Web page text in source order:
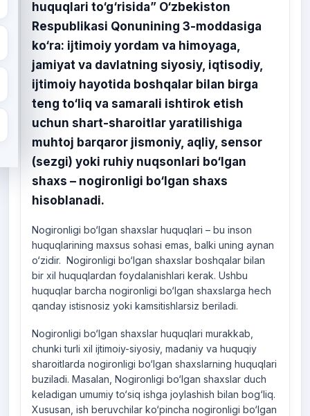
huquqlari to‘g‘risida” O‘zbekiston
Respublikasi Qonunining 3-moddasiga
ko‘ra: ijtimoiy yordam va himoyaga,
jamiyat va davlatning siyosiy, iqtisodiy,
ijtimoiy hayotida boshqalar bilan birga
teng to‘liq va samarali ishtirok etish
uchun shart-sharoitlar yaratilishiga
muhtoj barqaror jismoniy, aqliy, sensor
(sezgi) yoki ruhiy nuqsonlari bo‘lgan
shaxs – nogironligi bo‘lgan shaxs
hisoblanadi.
Nogironligi bo‘lgan shaxslar huquqlari – bu inson
huquqlarining maxsus sohasi emas, balki uning aynan
o‘zidir. Nogironligi bo‘lgan shaxslar boshqalar bilan
bir xil huquqlardan foydalanishlari kerak. Ushbu
huquqlar barcha nogironligi bo‘lgan shaxslarga hech
qanday istisnosiz yoki kamsitishlarsiz beriladi.
Nogironligi bo‘lgan shaxslar huquqlari murakkab,
chunki turli xil ijtimoiy-siyosiy, madaniy va huquqiy
sharoitlarda nogironligi bo‘lgan shaxslarning huquqlari
buziladi. Masalan, Nogironligi bo‘lgan shaxslar duch
keladigan umumiy to‘siq ishga joylashish bilan bog‘liq.
Xususan, ish beruvchilar ko‘pincha nogironligi bo‘lgan